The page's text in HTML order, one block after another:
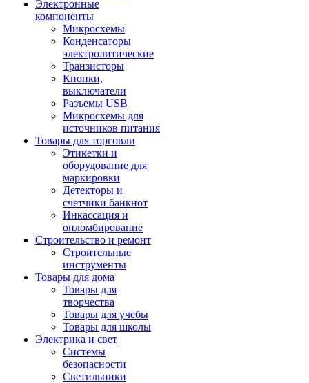
Электронные
компоненты
Микросхемы
Конденсаторы
электролитические
Транзисторы
Кнопки,
выключатели
Разъемы USB
Микросхемы для
источников питания
Товары для торговли
Этикетки и
оборудование для
маркировки
Детекторы и
счетчики банкнот
Инкассация и
опломбирование
Строительство и ремонт
Строительные
инструменты
Товары для дома
Товары для
творчества
Товары для учебы
Товары для школы
Электрика и свет
Системы
безопасности
Светильники